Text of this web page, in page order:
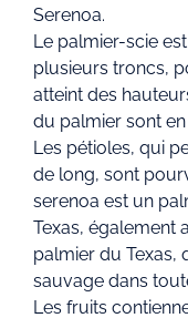
Serenoa.
Le palmier-scie
plusieurs troncs,
atteint des
du palmier sont en
Les pétioles, qui
de long, sont
serenoa est un
Texas, également
palmier du Texas,
sauvage dans
Les fruits